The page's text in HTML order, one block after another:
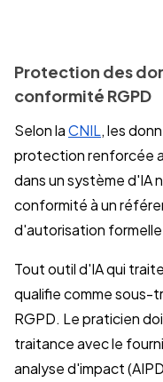
Protection des
conformité RGPD
Selon laCNIL, les
protection renforcée
dans un système d'IA
conformité à un
d'autorisation
Tout outil d'IA qui
qualifie comme sous-
RGPD. Le praticien
traitance avec le
analyse d'impact